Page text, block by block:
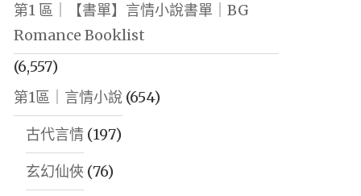
第1 區｜【書單】言情小說書單｜BG
Romance Booklist
(6,557)
第1區｜言情小說(654)
古代言情(197)
玄幻仙俠 (76)